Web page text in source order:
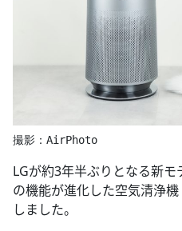
撮影：AirPhoto
LGが約3年半ぶりとなる新
の機能が進化した空気清浄
しました。